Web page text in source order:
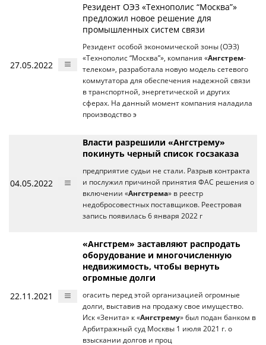
27.05.2022
Резидент ОЭЗ «Технополис “Москва”»
предложил новое решение для
промышленных систем связи
Резидент особой экономической зоны (ОЭЗ)
«Технополис “Москва”», компания «Ангстрем-
телеком», разработала новую модель сетевого
коммутатора для обеспечения надежной связи
в транспортной, энергетической и других
сферах. На данный момент компания наладила
производство э
04.05.2022
Власти разрешили «Ангстрему»
покинуть черный список госзаказа
предприятие судьи не стали. Разрыв контракта
и послужил причиной принятия ФАС решения о
включении «Ангстрема» в реестр
недобросовестных поставщиков. Реестровая
запись появилась 6 января 2022 г
22.11.2021
«Ангстрем» заставляют распродать
оборудование и многочисленную
недвижимость, чтобы вернуть
огромные долги
огасить перед этой организацией огромные
долги, выставив на продажу свое имущество.
Иск «Зенита» к «Ангстрему» был подан банком в
Арбитражный суд Москвы 1 июля 2021 г. о
взыскании долгов и проц